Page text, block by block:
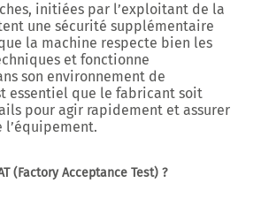
initiées par l’exploitant de la
une sécurité supplémentaire
la machine respecte bien les
et fonctionne
son environnement de
essentiel que le fabricant soit
pour agir rapidement et assurer
(Factory Acceptance Test) ?